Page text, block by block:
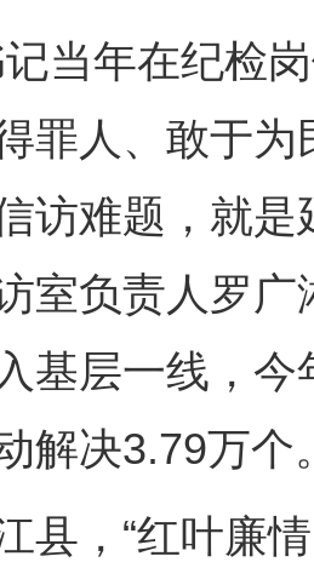
年在纪检岗
罪人、敢于
访难题，就是
室负责人罗
基层一线，
解决3.79万个
，“红叶廉情